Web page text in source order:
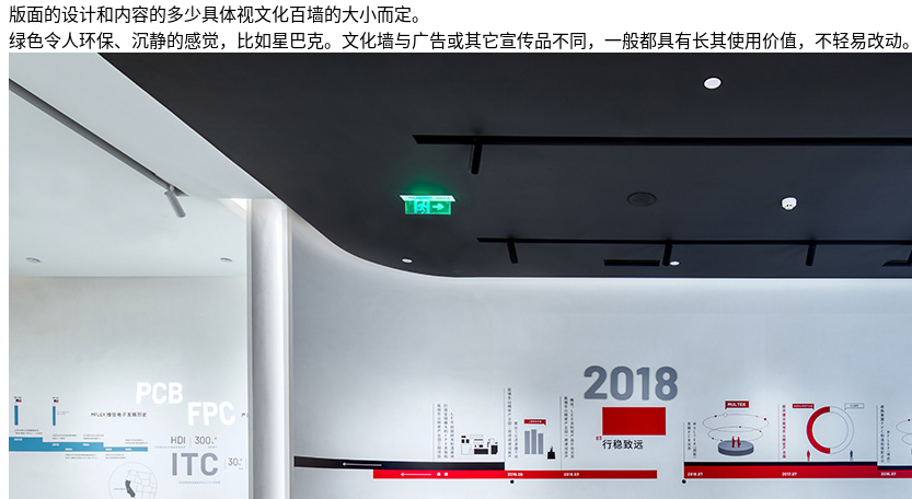
版面的设计和内容的多少具体视文化百墙的大小而定。
绿色令人环保、沉静的感觉，比如星巴克。文化墙与广告或其它宣传品不同，一般都具有长其使用价值，不轻易改动。